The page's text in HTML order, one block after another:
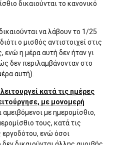
δικαιούνται το κανονικό
να λάβουν το 1/25
ο μισθός αντιστοιχεί στις
ενώ η μέρα αυτή δεν ήταν γι
δεν περιλαμβάνονταν στο
αυτή).
κατά τις ημέρες
με μονομερή
αμειβόμενοι με ημερομίσθιο,
τους, κατά τις
εργοδότου, ενώ όσοι